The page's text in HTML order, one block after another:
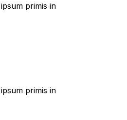
primis in
primis in